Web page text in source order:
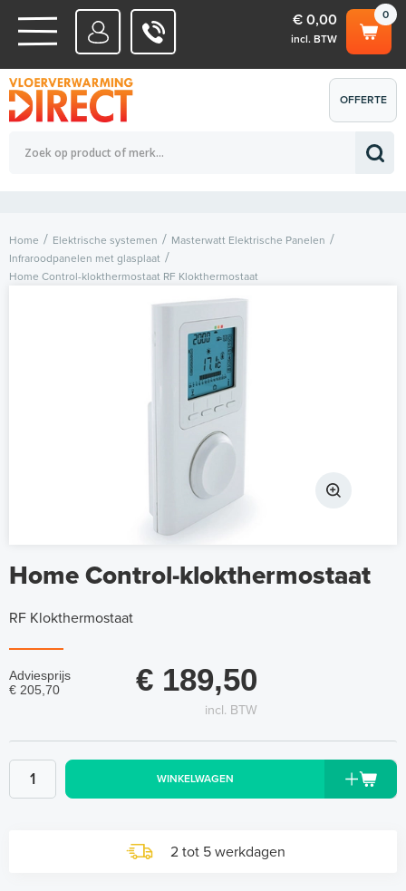
WATERSYSTEMEN
ELEKTRISCHE SYSTEMEN
0
€ 0,00
incl. BTW
Totaalbedrag (incl. BTW) € 0,00
OFFERTE
AANVRAGEN
Home Elektrische systemen
Masterwatt Elektrische Panelen
Infraroodpanelen met glasplaat
Home Control-klokthermostaat RF Klokthermostaat
Home Control-klokthermostaat
RF Klokthermostaat
Adviesprijs
€ 205,70
€ 189,50
incl. BTW
WINKELWAGEN
2 tot 5 werkdagen